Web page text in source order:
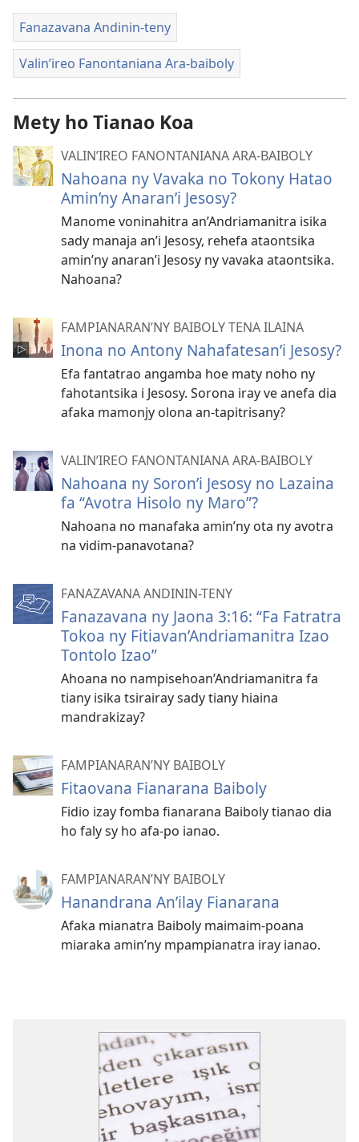
Fanazavana Andinin-teny
Valin’ireo Fanontaniana Ara-baiboly
Mety ho Tianao Koa
VALIN’IREO FANONTANIANA ARA-BAIBOLY
Nahoana ny Vavaka no Tokony Hatao
Amin’ny Anaran’i Jesosy?
Manome voninahitra an’Andriamanitra isika
sady manaja an’i Jesosy, rehefa ataontsika
amin’ny anaran’i Jesosy ny vavaka ataontsika.
Nahoana?
FAMPIANARAN’NY BAIBOLY TENA ILAINA
Inona no Antony Nahafatesan’i Jesosy?
Efa fantatrao angamba hoe maty noho ny
fahotantsika i Jesosy. Sorona iray ve anefa dia
afaka mamonjy olona an-tapitrisany?
VALIN’IREO FANONTANIANA ARA-BAIBOLY
Nahoana ny Soron’i Jesosy no Lazaina
fa “Avotra Hisolo ny Maro”?
Nahoana no manafaka amin’ny ota ny avotra
na vidim-panavotana?
FANAZAVANA ANDININ-TENY
Fanazavana ny Jaona 3:16: “Fa Fatratra
Tokoa ny Fitiavan’Andriamanitra Izao
Tontolo Izao”
Ahoana no nampisehoan’Andriamanitra fa
tiany isika tsirairay sady tiany hiaina
mandrakizay?
FAMPIANARAN’NY BAIBOLY
Fitaovana Fianarana Baiboly
Fidio izay fomba fianarana Baiboly tianao dia
ho faly sy ho afa-po ianao.
FAMPIANARAN’NY BAIBOLY
Hanandrana An’ilay Fianarana
Afaka mianatra Baiboly maimaim-poana
miaraka amin’ny mpampianatra iray ianao.